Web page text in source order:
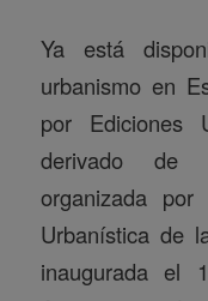
Ya está
urbanismo en
por Ediciones
derivado de
organizada
Urbanística de
inaugurada